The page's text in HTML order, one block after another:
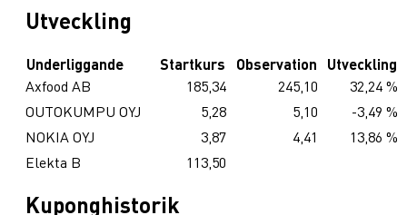
Utveckling
Underliggande Startkurs Observation
Utveckling
Axfood AB
185,34 245,10
32,24 %
OUTOKUMPU OYJ
5,28 5,10
-3,49 %
NOKIA OYJ
3,87 4,41
13,86 %
Elekta B
113,50
Kuponghistorik